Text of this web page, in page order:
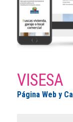
VISESA
Página Web y